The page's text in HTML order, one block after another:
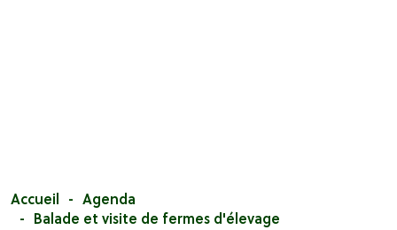
Accueil
Agenda
Balade et visite de fermes d'élevage